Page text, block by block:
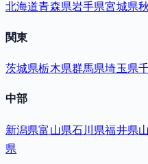
北海道青森県岩手県宮城県
関東
茨城県栃木県群馬県埼玉県
中部
新潟県富山県石川県福井県
県